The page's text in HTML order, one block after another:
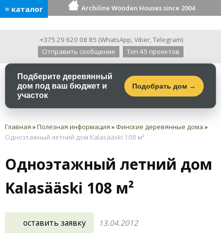
≡ каталог Archiline Wooden Houses since 2004
+375 29 620 08 85 (WhatsApp,Viber,Telegram)
Отправить сообщение
Топ 45 проектов
Подберите деревянный
дом под ваш бюджет и
участок
Подобрать дом →
Главная »Полезная информация » Финские деревянные дома »
Одноэтажный летний дом Kalasääski 108 м²
Одноэтажный летний дом
Kalasääski 108 м²
оставить заявку 13.04.2012